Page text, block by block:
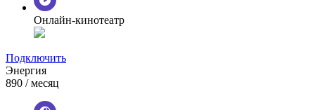
Онлайн-кинотеатр
Подключить
Энергия
890 / месяц